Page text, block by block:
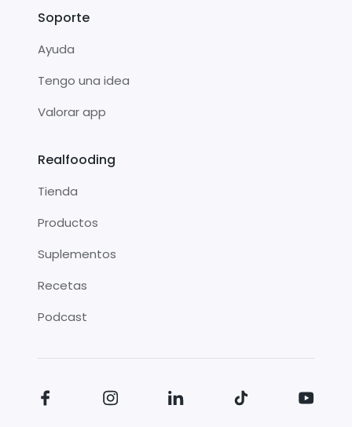
Soporte
Ayuda
Tengo una idea
Valorar app
Realfooding
Tienda
Productos
Suplementos
Recetas
Podcast